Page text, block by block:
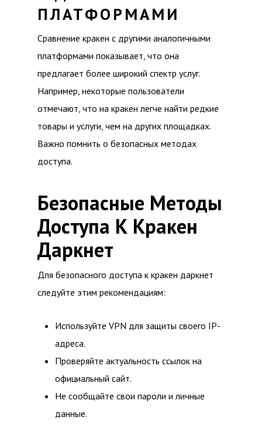
ПЛАТФОРМАМИ
Сравнение кракен с другими аналогичными
платформами показывает, что она
предлагает более широкий спектр услуг.
Например, некоторые пользователи
отмечают, что на кракен легче найти редкие
товары и услуги, чем на других площадках.
Важно помнить о безопасных методах
доступа.
Безопасные Методы
Доступа К Кракен
Даркнет
Для безопасного доступа к кракен даркнет
следуйте этим рекомендациям:
Используйте VPN для защиты своего IP-
адреса.
Проверяйте актуальность ссылок на
официальный сайт.
Не сообщайте свои пароли и личные
данные.